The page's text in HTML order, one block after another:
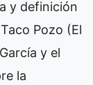
y definición
Pozo (El
y el
la